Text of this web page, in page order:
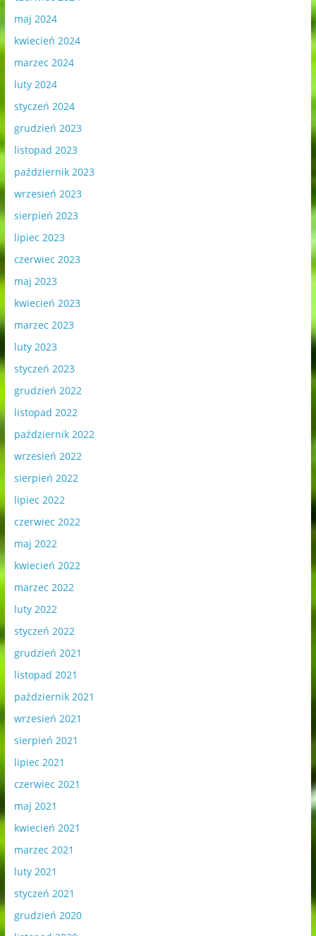
maj 2024
kwiecień 2024
marzec 2024
luty 2024
styczeń 2024
grudzień 2023
listopad 2023
październik 2023
wrzesień 2023
sierpień 2023
lipiec 2023
czerwiec 2023
maj 2023
kwiecień 2023
marzec 2023
luty 2023
styczeń 2023
grudzień 2022
listopad 2022
październik 2022
wrzesień 2022
sierpień 2022
lipiec 2022
czerwiec 2022
maj 2022
kwiecień 2022
marzec 2022
luty 2022
styczeń 2022
grudzień 2021
listopad 2021
październik 2021
wrzesień 2021
sierpień 2021
lipiec 2021
czerwiec 2021
maj 2021
kwiecień 2021
marzec 2021
luty 2021
styczeń 2021
grudzień 2020